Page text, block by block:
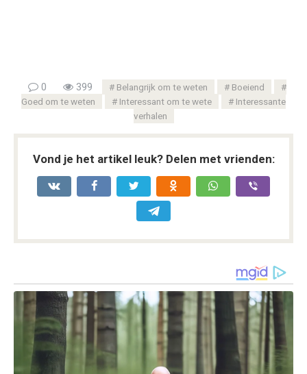
0 399 Belangrijk om te weten
Boeiend
Goed om te weten
Interessant om te wete
Interessante
verhalen
Vond je het artikel leuk? Delen met vrienden: